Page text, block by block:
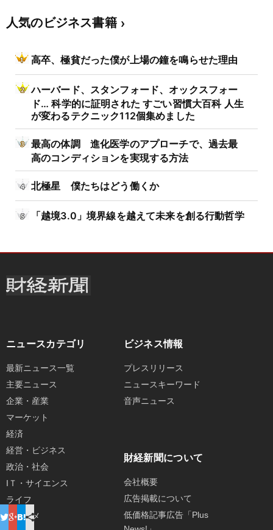
人気のビジネス書籍
高卒、極貧だった僕が上場の鐘を鳴らせた理由
ハーバード、スタンフォード、オックスフォー
ド… 科学的に証明された すごい習慣大百科 人生
が変わるテクニック112個集めました
最高の体調 進化医学のアプローチで、過去最
高のコンディションを実現する方法
北極星 僕たちはどう働くか
「越境3.0」境界線を越えて未来を創る行動哲学
ニュースカテゴリ
最新ニュース一覧
主要ニュース
企業・産業
マーケット
経済
経営・ビジネス
政治・社会
IＴ・サイエンス
ライフ
エンタメ
ビジネス情報
プレスリリース
ニュースキーワード
音声ニュース
財経新聞について
会社概要
広告掲載について
低価格記事広告「Plus